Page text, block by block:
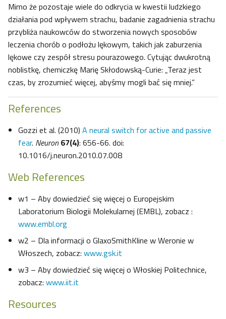
Mimo że pozostaje wiele do odkrycia w kwestii ludzkiego
działania pod wpływem strachu, badanie zagadnienia strachu
przybliża naukowców do stworzenia nowych sposobów
leczenia chorób o podłożu lękowym, takich jak zaburzenia
lękowe czy zespół stresu pourazowego. Cytując dwukrotną
noblistkę, chemiczkę Marię Skłodowską-Curie: „Teraz jest
czas, by zrozumieć więcej, abyśmy mogli bać się mniej.”
References
Gozzi et al. (2010) A neural switch for active and passive
fear. Neuron67(4): 656-66. doi:
10.1016/j.neuron.2010.07.008
Web References
w1 – Aby dowiedzieć się więcej o Europejskim
Laboratorium Biologii Molekularnej (EMBL), zobacz :
www.embl.org
w2 – Dla informacji o GlaxoSmithKline w Weronie w
Włoszech, zobacz: www.gsk.it
w3 – Aby dowiedzieć się więcej o Włoskiej Politechnice,
zobacz: www.iit.it
Resources